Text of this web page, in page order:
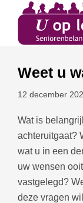
Weet u
12 december
Wat is
achteruitgaat?
wat u in een
uw wensen
vastgelegd?
deze vragen